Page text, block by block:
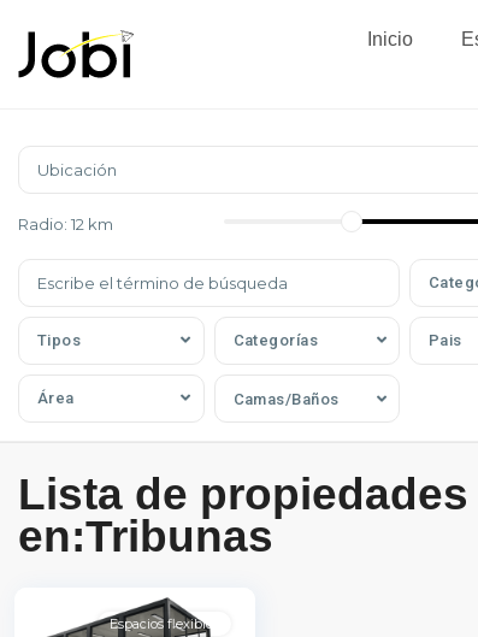
Inicio
Radio: 12 km
Tipos Categorías Pais
Área Camas/Baños
Lista de propiedades
en:Tribunas
Espacios flexibles